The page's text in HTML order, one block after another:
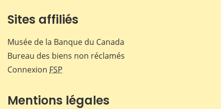
Sites affiliés
Musée de la Banque du Canada
Bureau des biens non réclamés
Connexion FSP
Mentions légales